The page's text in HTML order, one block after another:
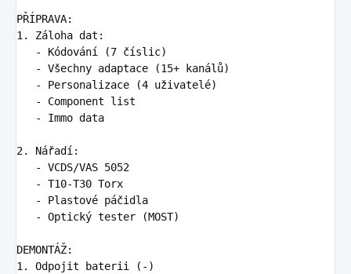
1.
   -
   -
   -
   -
   -
Immo data
2.
   -
   -
   -
   -
Optický tester (MOST)
1.